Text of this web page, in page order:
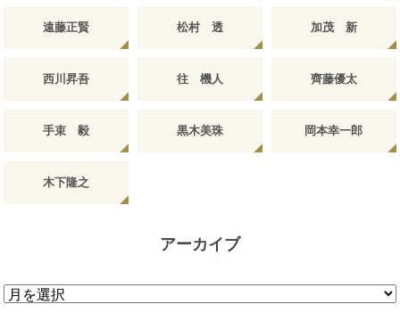
遠藤正賢 松村 透 加茂 新
西川昇吾 往 機人 齊藤優太
手束 毅 黒木美珠 岡本幸一郎
木下隆之
アーカイブ
ア